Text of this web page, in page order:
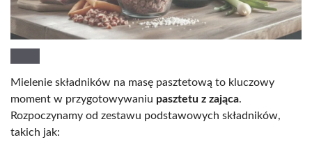
Mielenie składników na masę pasztetową to kluczowy
moment w przygotowywaniu pasztetu z zająca.
Rozpoczynamy od zestawu podstawowych składników,
takich jak: